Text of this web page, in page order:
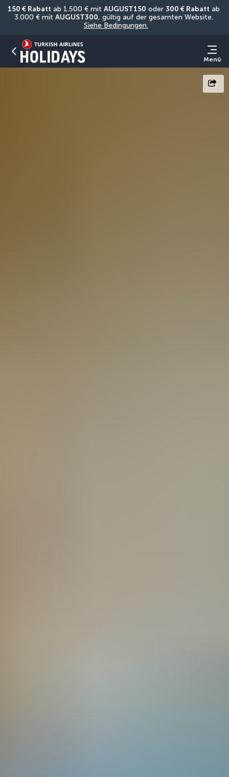
150 € Rabatt ab 1.500 € mit AUGUST150 oder 300 € Rabatt ab
3.000 € mit AUGUST300
Siehe Bedingungen.
Menü